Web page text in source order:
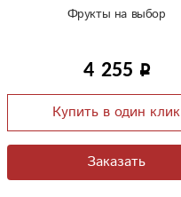
Фрукты на выбор
4 255
Купить в один клик
Заказать